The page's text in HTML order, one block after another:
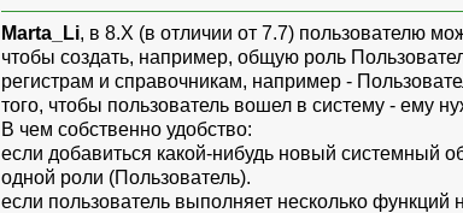
Marta_Li, в 8.Х (в отличии от 7.7) пользователю
чтобы создать, например, общую роль
регистрам и справочникам, например -
того, чтобы пользователь вошел в систему - ему
В чем собственно удобство:
если добавиться какой-нибудь новый системный
одной роли (Пользователь).
если пользователь выполняет несколько